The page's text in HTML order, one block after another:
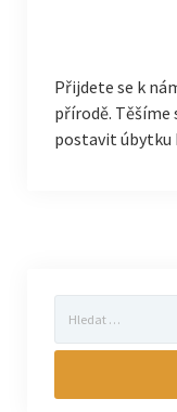
Přijdete se k
přírodě. Těšíme
postavit úbytku